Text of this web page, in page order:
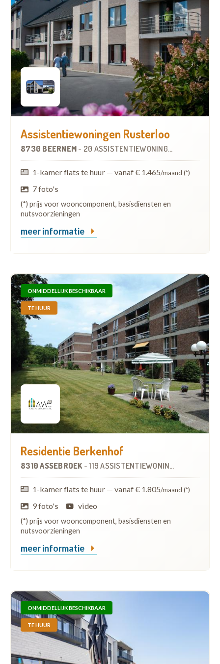
Assistentiewoningen Rusterloo
8730 BEERNEM - 20 ASSISTENTIEWONINGEN
1-kamer flats te huur — vanaf € 1.465/maand (*)
7 foto's
(*) prijs voor wooncomponent, basisdiensten en
nutsvoorzieningen
meer informatie
ONMIDDELLIJK BESCHIKBAAR
TE HUUR
Residentie Berkenhof
8310 ASSEBROEK -119 ASSISTENTIEWONINGEN
1-kamer flats te huur — vanaf € 1.805/maand (*)
9 foto's video
(*) prijs voor wooncomponent, basisdiensten en
nutsvoorzieningen
meer informatie
ONMIDDELLIJK BESCHIKBAAR
TE HUUR